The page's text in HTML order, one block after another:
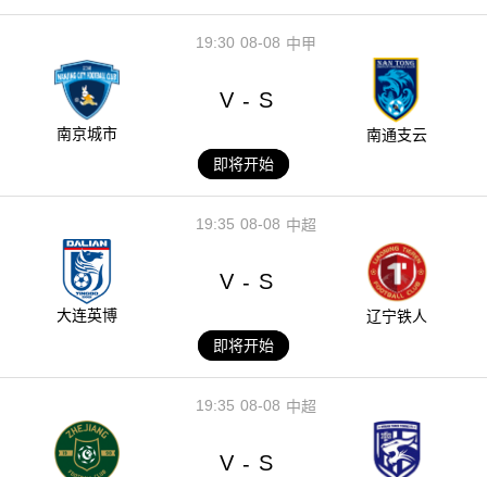
08-08
19:30 中甲
南京城市
V - S
南通支云
即将开始
08-08
19:35 中超
大连英博
V - S
辽宁铁人
即将开始
08-08
19:35 中超
V - S